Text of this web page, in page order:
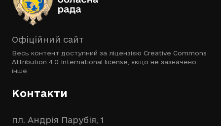
Офіційний сайт
Весь контент доступний за ліцензією Creative Commons
Attribution 4.0 International license , якщо не зазначено
інше
Контакти
пл. Андрія Парубія, 1